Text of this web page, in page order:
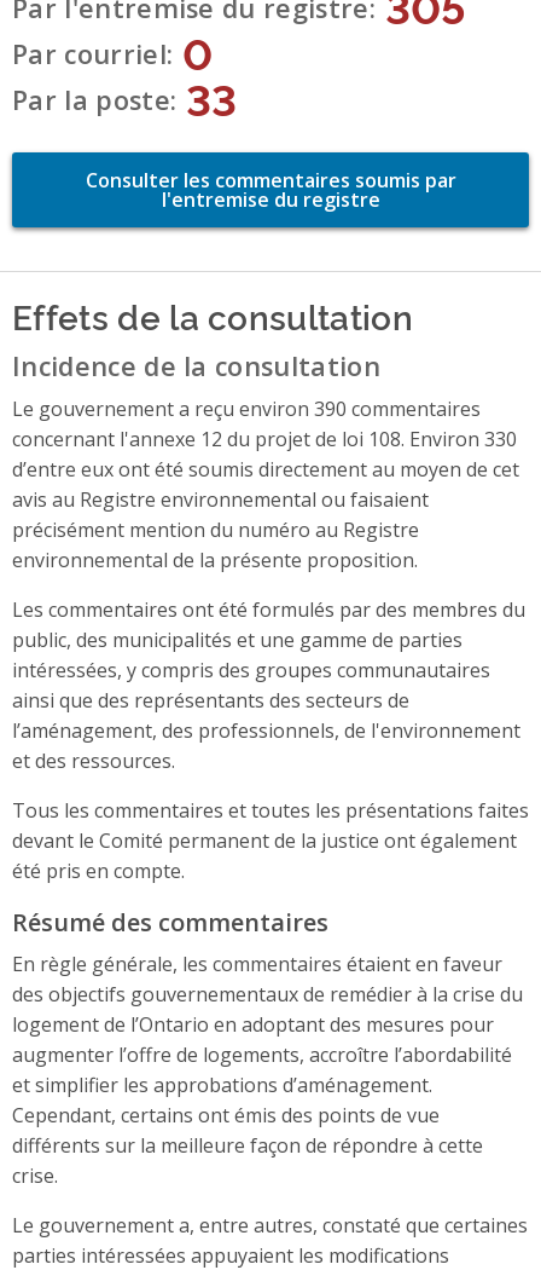
Par l'entremise du registre
Par courriel 0
Par la poste 33
Consulter les commentaires soumis par
l'entremise du registre
Effets de la consultation
Incidence de la consultation
Le gouvernement a reçu environ 390 commentaires
concernant l'annexe 12 du projet de loi 108. Environ 330
d’entre eux ont été soumis directement au moyen de cet
avis au Registre environnemental ou faisaient
précisément mention du numéro au Registre
environnemental de la présente proposition.
Les commentaires ont été formulés par des membres du
public, des municipalités et une gamme de parties
intéressées, y compris des groupes communautaires
ainsi que des représentants des secteurs de
l’aménagement, des professionnels, de l'environnement
et des ressources.
Tous les commentaires et toutes les présentations faites
devant le Comité permanent de la justice ont également
été pris en compte.
Résumé des commentaires
En règle générale, les commentaires étaient en faveur
des objectifs gouvernementaux de remédier à la crise du
logement de l’Ontario en adoptant des mesures pour
augmenter l’offre de logements, accroître l’abordabilité
et simplifier les approbations d’aménagement.
Cependant, certains ont émis des points de vue
différents sur la meilleure façon de répondre à cette
crise.
Le gouvernement a, entre autres, constaté que certaines
parties intéressées appuyaient les modifications